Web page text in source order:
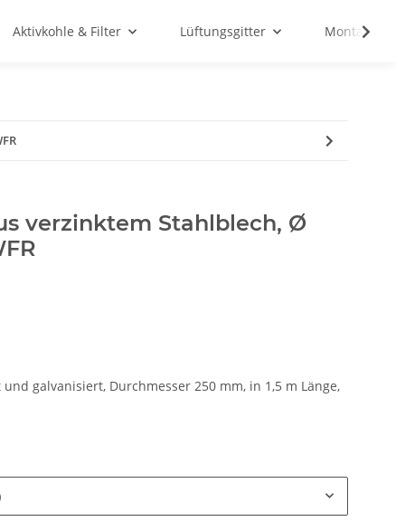
Aktivkohle & Filter Lüftungsgitter
verzinktem Stahlblech, Ø
galvanisiert, Durchmesser 250 mm, in 1,5 m Länge,